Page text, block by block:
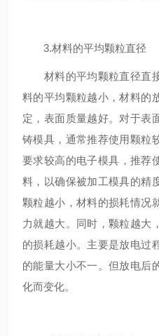
3.材料的平均颗粒直径
材料的平均颗粒直径直接
料的平均颗粒越小，材料的
定，表面质量越好。对于表
铸模具，通常推荐使用颗粒
要求较高的电子模具，推荐
料，以确保被加工模具的精
颗粒越小，材料的损耗情况
力就越大。同时，颗粒越大
的损耗越小。主要是放电过
的能量大小不一。但放电后
化而变化。